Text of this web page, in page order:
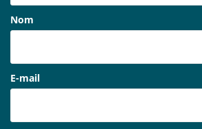
Nom
E-mail